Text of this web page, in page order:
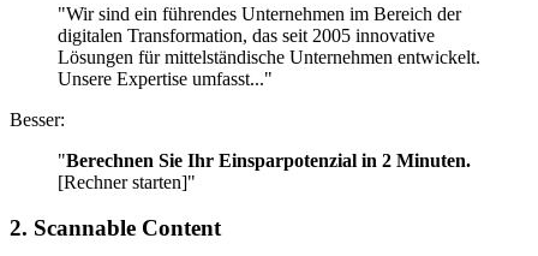
"Wir sind ein führendes Unternehmen im Bereich der
digitalen Transformation, das seit 2005 innovative
Lösungen für mittelständische Unternehmen entwickelt.
Unsere Expertise umfasst..."
Besser:
"Berechnen Sie Ihr Einsparpotenzial in 2 Minuten.
[Rechner starten]"
2. Scannable Content